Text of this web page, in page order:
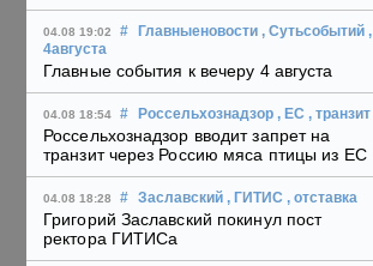
04.08 19:02 # Главныеновости , Сутьсобытий ,
4августа
Главные события к вечеру 4 августа
04.08 18:54 # Россельхознадзор , ЕС , транзит
Россельхознадзор вводит запрет на
транзит через Россию мяса птицы из ЕС
04.08 18:28 # Заславский , ГИТИС , отставка
Григорий Заславский покинул пост
ректора ГИТИСа